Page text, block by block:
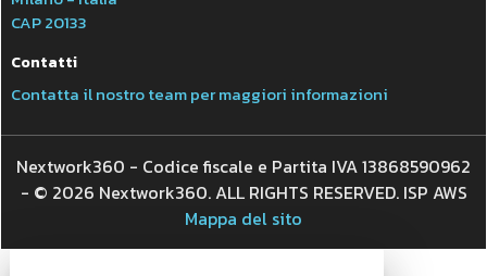
CAP 20133
Contatti
Contatta il nostro team per maggiori informazioni
Nextwork360 - Codice fiscale e Partita IVA 13868590962
- © 2026 Nextwork360. ALL RIGHTS RESERVED. ISP AWS
Mappa del sito